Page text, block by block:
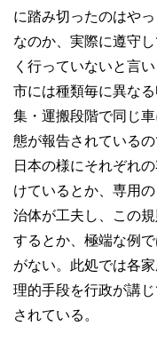
に踏み切ったのはや
なのか、実際に遵守
く行っていないと言い
市には種類毎に異な
集・運搬段階で同じ
態が報告されているの
日本の様にそれぞれ
けているとか、専用
治体が工夫し、この
するとか、極端な例
がない。此処では各
理的手段を行政が講
されている。